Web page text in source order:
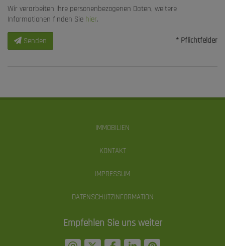
Wir verarbeiten Ihre personenbezogenen Daten, weitere
Informationen finden Sie hier.
Senden * Pflichtfelder
IMMOBILIEN
KONTAKT
IMPRESSUM
DATENSCHUTZINFORMATION
Empfehlen Sie uns weiter